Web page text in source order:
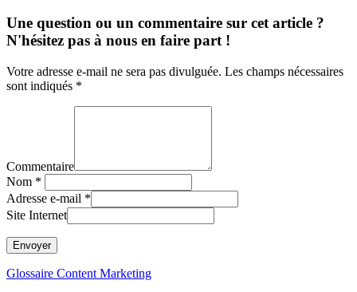
Une question ou un commentaire sur cet article ?
N'hésitez pas à nous en faire part !
Votre adresse e-mail ne sera pas divulguée. Les champs nécessaires
sont indiqués *
Commentaire
Nom *
Adresse e-mail *
Site Internet
Glossaire Content Marketing